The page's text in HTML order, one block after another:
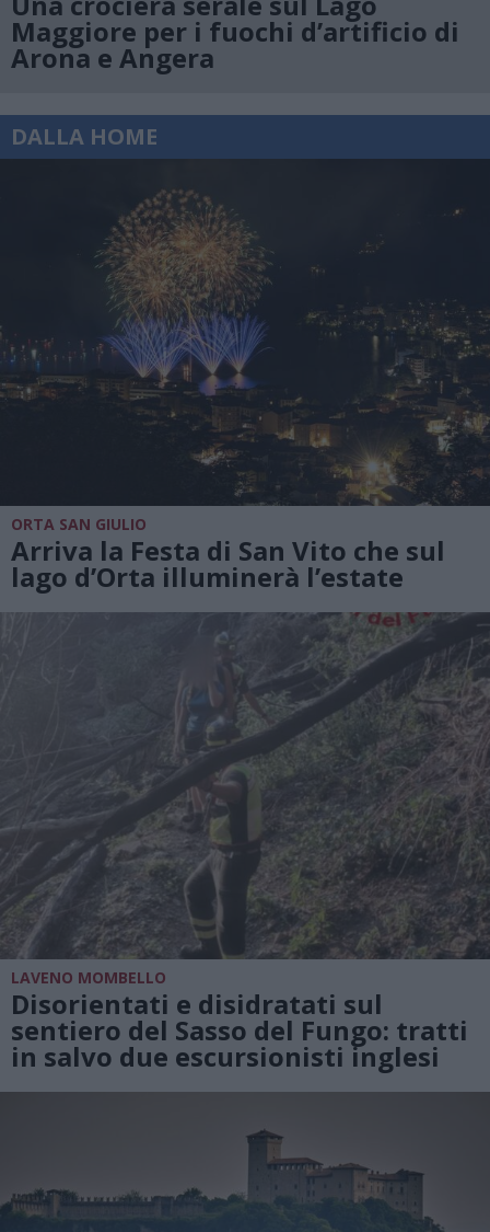
Maggiore per i fuochi d’artificio di
Arona e Angera
DALLA HOME
ORTA SAN GIULIO
Arriva la Festa di San Vito che sul
lago d’Orta illuminerà l’estate
LAVENO MOMBELLO
Disorientati e disidratati sul
sentiero del Sasso del Fungo: tratti
in salvo due escursionisti inglesi